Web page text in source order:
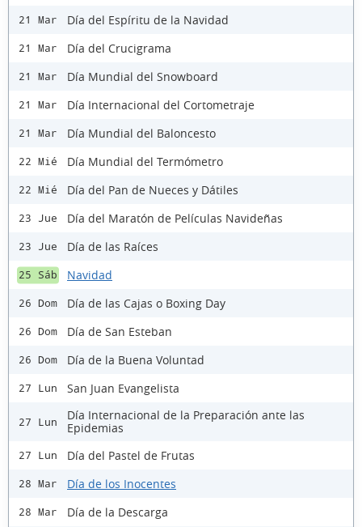
21 Mar Día del Espíritu de la Navidad
21 Mar Día del Crucigrama
21 Mar Día Mundial del Snowboard
21 Mar Día Internacional del Cortometraje
21 Mar Día Mundial del Baloncesto
22 Mié Día Mundial del Termómetro
22 Mié Día del Pan de Nueces y Dátiles
23 Jue Día del Maratón de Películas Navideñas
23 Jue Día de las Raíces
25 Sáb Navidad
26 Dom Día de las Cajas o Boxing Day
26 Dom Día de San Esteban
26 Dom Día de la Buena Voluntad
27 Lun San Juan Evangelista
27 Lun
Día Internacional de la Preparación ante las
Epidemias
27 Lun Día del Pastel de Frutas
28 Mar Día de los Inocentes
28 Mar Día de la Descarga